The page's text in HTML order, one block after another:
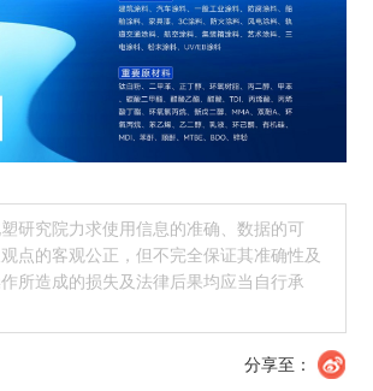
研究院力求使用信息的准确、数据的可
点的客观公正，但不完全保证其准确性及
所造成的损失及法律后果均应当自行承
分享至：